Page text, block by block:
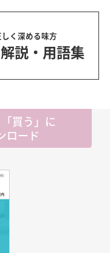
く深める味方
説・用語集
買う」に
ロード